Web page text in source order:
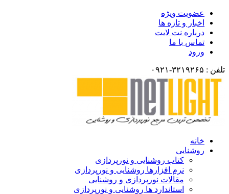
عضویت ویژه
اخبار و تازه ها
درباره نت لایت
تماس با ما
ورود
تلفن : ۳۲۱۹۲۶۵-۰۹۲۱
خانه
روشنایی
کتاب روشنایی و نورپردازی
نرم افزارها روشنایی و نورپردازی
مقالات نورپردازی و روشنایی
استاندارد ها روشنایی و نورپردازی